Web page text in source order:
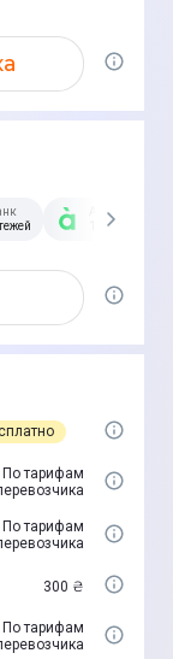
А-Банк
10 платежей
По тарифам
По тарифам
300 ₴
По тарифам